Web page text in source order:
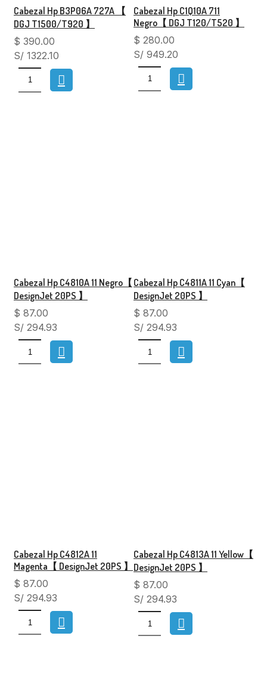
Cabezal Hp B3P06A 727A 【
DGJ T1500/T920 】
$ 390.00
S/ 1322.10
Cabezal Hp C1Q10A 711
Negro【 DGJ T120/T520 】
$ 280.00
S/ 949.20
Cabezal Hp C4810A 11 Negro【
DesignJet 20PS 】
$ 87.00
S/ 294.93
Cabezal Hp C4811A 11 Cyan【
DesignJet 20PS 】
$ 87.00
S/ 294.93
Cabezal Hp C4812A 11
Magenta【 DesignJet 20PS 】
$ 87.00
S/ 294.93
Cabezal Hp C4813A 11 Yellow【
DesignJet 20PS 】
$ 87.00
S/ 294.93